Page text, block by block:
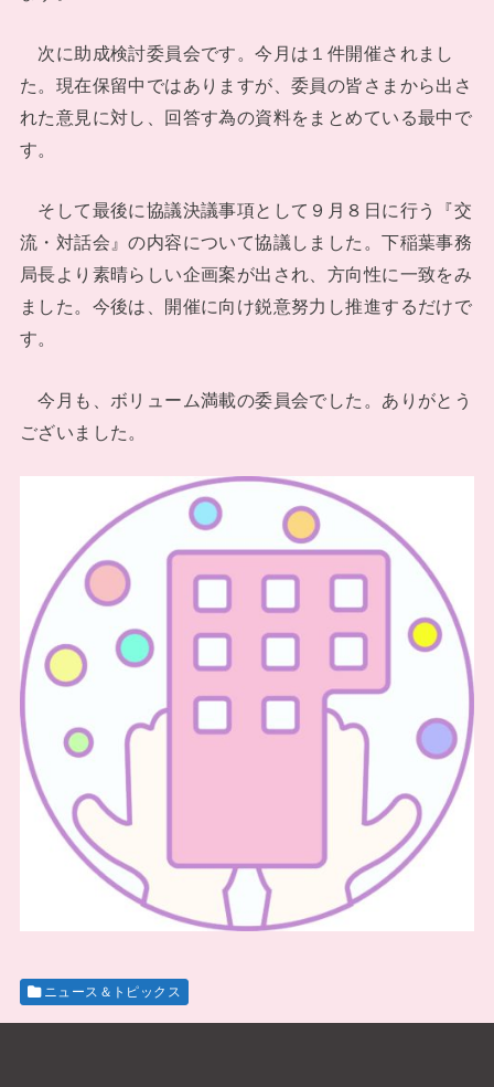
次に助成検討委員会です。今月は１件開催されまし
た。現在保留中ではありますが、委員の皆さまから出さ
れた意見に対し、回答す為の資料をまとめている最中で
す。
そして最後に協議決議事項として９月８日に行う『交
流・対話会』の内容について協議しました。下稲葉事務
局長より素晴らしい企画案が出され、方向性に一致をみ
ました。今後は、開催に向け鋭意努力し推進するだけで
す。
今月も、ボリューム満載の委員会でした。ありがとう
ございました。
ニュース＆トピックス